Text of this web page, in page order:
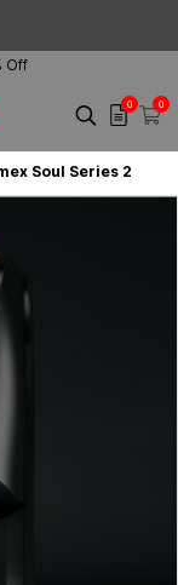
Off
0 0
Soul Series 2